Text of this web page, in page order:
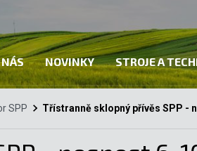
NÁS NOVINKY STROJE A
SPP Třístranně sklopný přívěs SPP -